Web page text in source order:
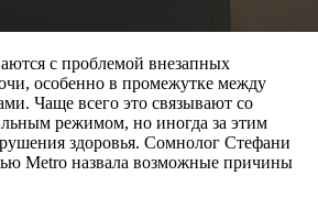
с проблемой внезапных
особенно в промежутке между
Чаще всего это связывают со
режимом, но иногда за этим
здоровья. Сомнолог Стефани
Metro назвала возможные причины